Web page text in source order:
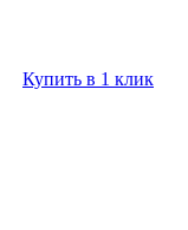
Купить в 1 клик